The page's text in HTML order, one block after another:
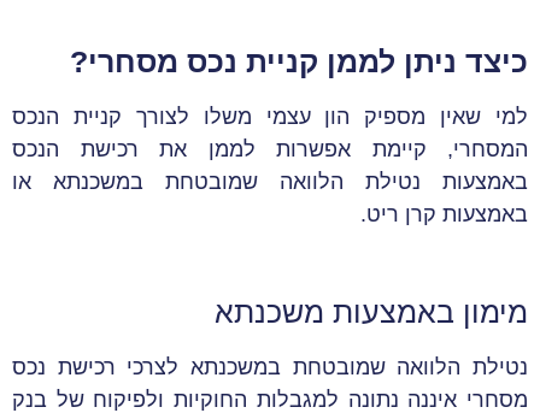
כיצד ניתן לממן קניית נכס מסחרי?
למי שאין מספיק הון עצמי משלו לצורך קניית הנכס
המסחרי, קיימת אפשרות לממן את רכישת הנכס
באמצעות נטילת הלוואה שמובטחת במשכנתא או
באמצעות קרן ריט.
מימון באמצעות משכנתא
נטילת הלוואה שמובטחת במשכנתא לצרכי רכישת נכס
מסחרי איננה נתונה למגבלות החוקיות ולפיקוח של בנק